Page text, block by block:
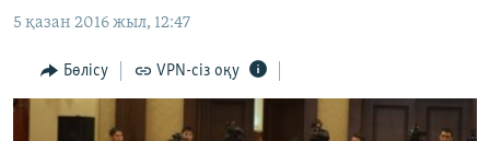
main
to
АДАМ ҚҰҚЫҚТАРЫ
ӘЛЕУМЕТ
ӘЛЕМ
5 қазан 2016 жыл, 12:47
Бөлісу VPN-сіз оқу